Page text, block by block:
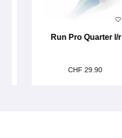
Run Pro Quarter l/r
CHF 29.90